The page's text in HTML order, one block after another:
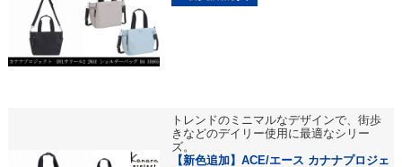
トレンドのミニマルなデザインで、街歩
きなどのデイリー使用に最適なシリー
ズ。
【新色追加】ACE/エース カナナプロジェ